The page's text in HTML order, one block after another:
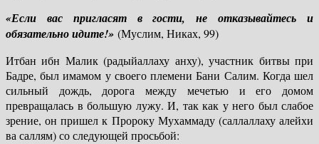
«Если вас пригласят в гости, не отказывайтесь и
обязательно идите!» (Муслим, Никах, 99)
Итбан ибн Малик (радыйаллаху анху), участник битвы при
Бадре, был имамом у своего племени Бани Салим. Когда шел
сильный дождь, дорога между мечетью и его домом
превращалась в большую лужу. И, так как у него был слабое
зрение, он пришел к Пророку Мухаммаду (саллаллаху алейхи
ва саллям) со следующей просьбой: